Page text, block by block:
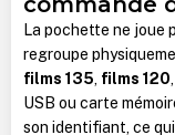
La pochette ne joue
regroupe
films 135, films 120
USB ou carte
son identifiant, ce